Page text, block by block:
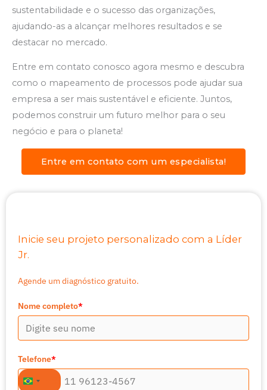
sustentabilidade e o sucesso das organizações,
ajudando-as a alcançar melhores resultados e se
destacar no mercado.
Entre em contato conosco agora mesmo e descubra
como o mapeamento de processos pode ajudar sua
empresa a ser mais sustentável e eficiente. Juntos,
podemos construir um futuro melhor para o seu
negócio e para o planeta!
Entre em contato com um especialista!
Inicie seu projeto personalizado com a Líder
Jr.
Agende um diagnóstico gratuito.
Nome completo*
Telefone*
Brazil +55